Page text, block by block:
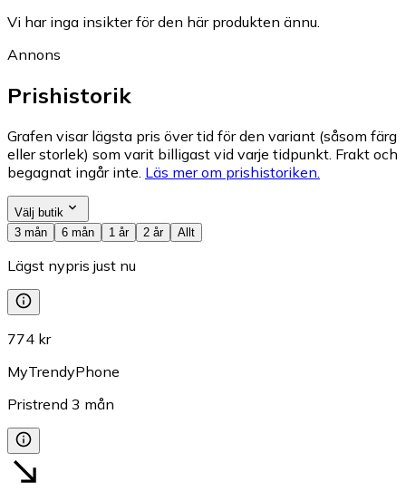
Vi har inga insikter för den här produkten ännu.
Annons
Prishistorik
Grafen visar lägsta pris över tid för den variant (såsom färg
eller storlek) som varit billigast vid varje tidpunkt. Frakt och
begagnat ingår inte. Läs mer om prishistoriken.
Välj butik
3 mån
6 mån 1 år 2 år Allt
Lägst nypris just nu
774 kr
MyTrendyPhone
Pristrend 3 mån